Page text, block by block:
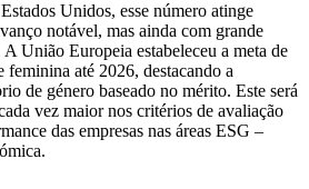
Unidos, esse número atinge
notável, mas ainda com grande
A União Europeia estabeleceu a meta de
feminina até 2026, destacando a
de género baseado no mérito. Este será
vez maior nos critérios de avaliação
das empresas nas áreas ESG –